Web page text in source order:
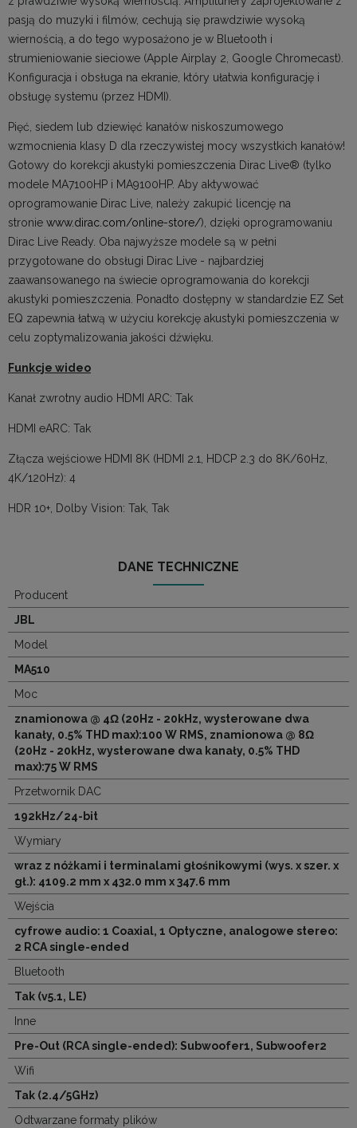
pasją do muzyki i filmów, cechują się prawdziwie wysoką
wiernością, a do tego wyposażono je w Bluetooth i
strumieniowanie sieciowe (Apple Airplay 2, Google Chromecast).
Konfiguracja i obsługa na ekranie, który ułatwia konfigurację i
obsługę systemu (przez HDMI).
Pięć, siedem lub dziewięć kanałów niskoszumowego
wzmocnienia klasy D dla rzeczywistej mocy wszystkich kanałów!
Gotowy do korekcji akustyki pomieszczenia Dirac Live® (tylko
modele MA7100HP i MA9100HP. Aby aktywować
oprogramowanie Dirac Live, należy zakupić licencję na
stronie www.dirac.com/online-store/), dzięki oprogramowaniu
Dirac Live Ready. Oba najwyższe modele są w pełni
przygotowane do obsługi Dirac Live - najbardziej
zaawansowanego na świecie oprogramowania do korekcji
akustyki pomieszczenia. Ponadto dostępny w standardzie EZ Set
EQ zapewnia łatwą w użyciu korekcję akustyki pomieszczenia w
celu zoptymalizowania jakości dźwięku.
Funkcje wideo
Kanał zwrotny audio HDMI ARC: Tak
HDMI eARC: Tak
Złącza wejściowe HDMI 8K (HDMI 2.1, HDCP 2.3 do 8K/60Hz,
4K/120Hz): 4
HDR 10+, Dolby Vision: Tak, Tak
DANE TECHNICZNE
Producent
JBL
Model
MA510
Moc
znamionowa @ 4Ω (20Hz - 20kHz, wysterowane dwa
kanały, 0.5% THD max):100 W RMS, znamionowa @ 8Ω
(20Hz - 20kHz, wysterowane dwa kanały, 0.5% THD
max):75 W RMS
Przetwornik DAC
192kHz/24-bit
Wymiary
wraz z nóżkami i terminalami głośnikowymi (wys. x szer. x
gł.): 4109.2 mm x 432.0 mm x 347.6 mm
Wejścia
cyfrowe audio: 1 Coaxial, 1 Optyczne, analogowe stereo:
2 RCA single-ended
Bluetooth
Tak (v5.1, LE)
Inne
Pre-Out (RCA single-ended): Subwoofer1, Subwoofer2
Wifi
Tak (2.4/5GHz)
Odtwarzane formaty plików